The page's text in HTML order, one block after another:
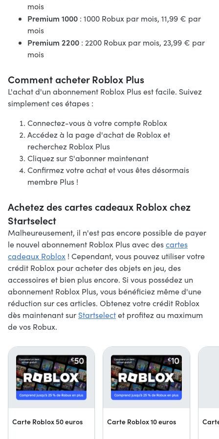
mois
Premium 1000 : 1000 Robux par mois, 11,99 € par
mois
Premium 2200 : 2200 Robux par mois, 23,99 € par
mois
Comment acheter Roblox Plus
L'achat d'un abonnement Roblox Plus est facile. Suivez
simplement ces étapes :
Connectez-vous à votre compte Roblox
Accédez à la page d'achat de Roblox et
recherchez Roblox Plus
Cliquez sur S'abonner maintenant
Confirmez votre achat et vous êtes désormais
membre Plus !
Achetez des cartes cadeaux Roblox chez
Startselect
Malheureusement, il n'est pas encore possible de payer
le nouvel abonnement Roblox Plus avec descartes
cadeaux Roblox ! Cependant, vous pouvez utiliser votre
crédit Roblox pour acheter des objets en jeu, des
accessoires et bien plus encore. Si vous possédez un
abonnement Roblox Plus, vous bénéficiez même d'une
réduction sur ces articles. Obtenez votre crédit Roblox
dès maintenant sur Startselectet profitez au maximum
de vos Robux.
Carte Roblox 50 euros Carte Roblox 10 euros